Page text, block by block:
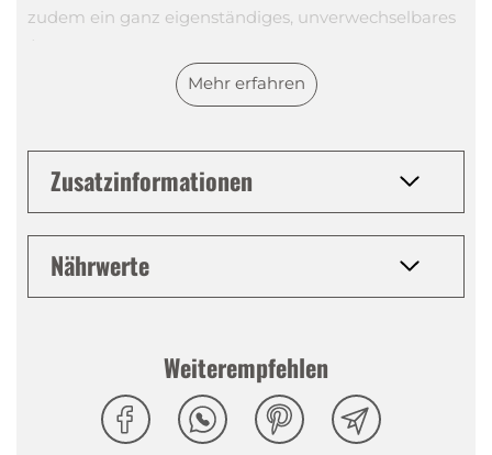
zudem ein ganz eigenständiges, unverwechselbares
Aroma.
Grappa, er schmeckt sehr ausgewogen und leicht.
Damit eignet er sich perfekt für einen Corretto
den Espresso mit einem Schuss Grappa – daher der
Name Corretto. Man könnte auch sagen, der
Espresso erhält durch den Grappa ein willkommenes
Tasting Notes
Mehr erfahren
Zusatzinformationen
Nährwerte
Weiterempfehlen